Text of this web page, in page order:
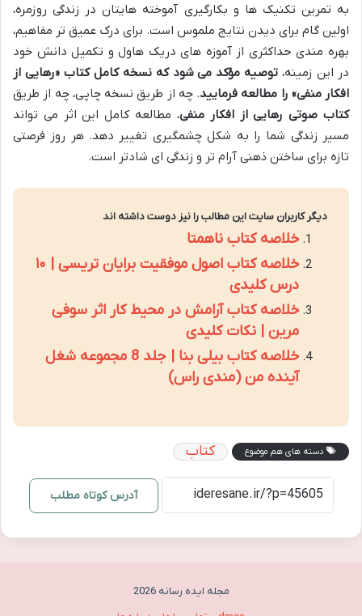
به تمرین تکنیک ها و بکارگیری آموخته هایتان در زندگی روزمره،
اولین گام برای دیدن نتایج ملموس است. برای درک عمیق تر مفاهیم،
بهره مندی حداکثری از آموزه های دریک هاول و تکمیل دانش خود
در این زمینه، توصیه مؤکد می شود که نسخه کامل کتاب «رهایی از
افکار منفی» را مطالعه فرمایید. چه از طریق نسخه چاپی، چه از طریق
کتاب صوتی رهایی از افکار منفی، مطالعه کامل این اثر می تواند
مسیر زندگی شما را به شکل چشمگیری تغییر دهد. هر روز فرصتی
تازه برای ساختن ذهنی آرام تر و زندگی ای شادتر است.
دیگر کاربران سایت این مطالب را نیز دوست داشته اند
خلاصه کتاب ناهمتا
خلاصه کتاب اصول موفقیت برایان تریسی | ۱۰
درس کلیدی
خلاصه کتاب آرامش در محیط کار اثر سوفی
مرین | نکات کلیدی
خلاصه کتاب بیلی بنا | جلد 8 مجموعه شغل
آینده من (مندی راس)
دسته های هم موضوع کتاب
آدرس کوتاه مطلب
مجله ایده رسانه 2026